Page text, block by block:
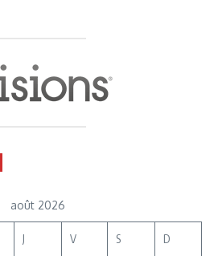
août 2026
J V S D